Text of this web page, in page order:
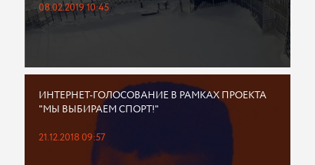
08.02.2019 10:45
ИНТЕРНЕТ-ГОЛОСОВАНИЕ В РАМКАХ ПРОЕКТА
"МЫ ВЫБИРАЕМ СПОРТ!"
21.12.2018 09:57